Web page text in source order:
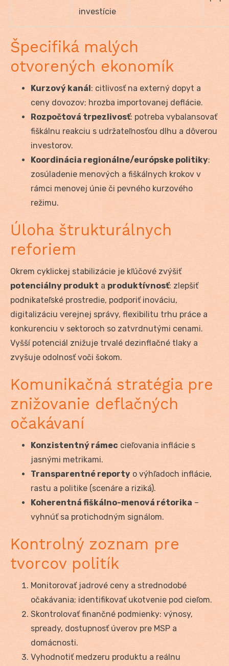
investície
Špecifiká malých
otvorených ekonomík
Kurzový kanál: citlivosť na externý dopyt a
ceny dovozov; hrozba importovanej deflácie.
Rozpočtová trpezlivosť: potreba vybalansovať
fiškálnu reakciu s udržateľnosťou dlhu a dôverou
investorov.
Koordinácia regionálne/európske politiky:
zosúladenie menových a fiškálnych krokov v
rámci menovej únie či pevného kurzového
režimu.
Úloha štrukturálnych
reforiem
Okrem cyklickej stabilizácie je kľúčové zvýšiť
potenciálny produkt a produktívnosť: zlepšiť
podnikateľské prostredie, podporiť inováciu,
digitalizáciu verejnej správy, flexibilitu trhu práce a
konkurenciu v sektoroch so zatvrdnutými cenami.
Vyšší potenciál znižuje trvalé dezinflačné tlaky a
zvyšuje odolnosť voči šokom.
Komunikačná stratégia pre
znižovanie deflačných
očakávaní
Konzistentný rámec cieľovania inflácie s
jasnými metrikami.
Transparentné reporty o výhľadoch inflácie,
rastu a politike (scenáre a riziká).
Koherentná fiškálno-menová rétorika –
vyhnúť sa protichodným signálom.
Kontrolný zoznam pre
tvorcov politík
Monitorovať jadrové ceny a strednodobé
očakávania; identifikovať ukotvenie pod cieľom.
Skontrolovať finančné podmienky: výnosy,
spready, dostupnosť úverov pre MSP a
domácnosti.
Vyhodnotiť medzeru produktu a reálnu